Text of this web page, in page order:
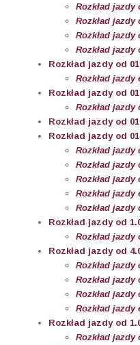
Rozkład jazdy
Rozkład jazdy
Rozkład jazdy
Rozkład jazdy
Rozkład jazdy od
Rozkład jazdy
Rozkład jazdy od
Rozkład jazdy
Rozkład jazdy od
Rozkład jazdy od
Rozkład jazdy
Rozkład jazdy
Rozkład jazdy
Rozkład jazdy
Rozkład jazdy
Rozkład jazdy od
Rozkład jazdy
Rozkład jazdy od
Rozkład jazdy
Rozkład jazdy
Rozkład jazdy
Rozkład jazdy
Rozkład jazdy od
Rozkład jazdy